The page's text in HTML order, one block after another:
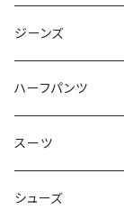
50/XL～
48/L
50/XL～
46/M
48/L
50/XL～
～44/S
46/M
48/L
50/XL～
ジーンズ
～44/S
46/M
48/L
ハーフパンツ
～44/S
46/M
スーツ
～44/S
シューズ